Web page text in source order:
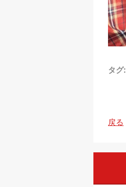
タグ:
戻る